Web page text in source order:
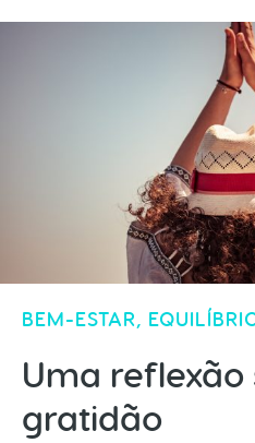
BEM-ESTAR,
Uma reflexão
gratidão